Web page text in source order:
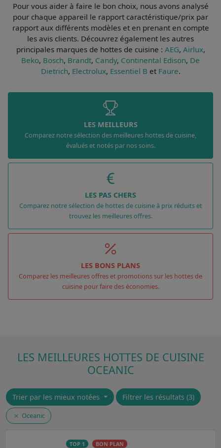
Pour vous aider à faire le bon choix, nous avons analysé
pour chaque appareil le rapport caractéristique/prix par
rapport aux différents modèles et en prenant en compte
les avis clients. Découvrez également les autres
principales marques de hottes de cuisine : AEG, Airlux,
Beko, Bosch, Brandt, Candy, Continental Edison, De
Dietrich, Electrolux, Essentiel B et Faure.
LES MEILLEURS
Comparez notre sélection des meilleures hottes de cuisine,
évalués et notés par nos soins.
LES PAS CHERS
Comparez notre sélection de hottes de cuisine à prix réduits et
trouvez les meilleures offres.
LES BONS PLANS
Comparez les meilleures offres et promotions sur les hottes de
cuisine pour faire des économies.
LES MEILLEURES HOTTES DE CUISINE
OCEANIC
Trier par les mieux notées Filtrer les résultats (3)
Oceanic
TOP 1 BON PLAN